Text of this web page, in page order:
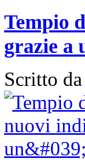
Tempio
grazie a
Scritto da